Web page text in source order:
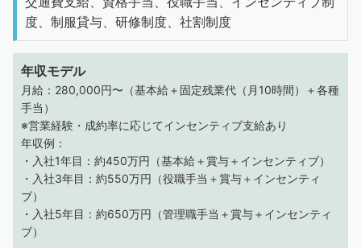
度、制服貸与、研修制度、社割制度
年収モデル
月給：280,000円〜（基本給＋固定残業代（月10時間）＋各種
手当）
※営業経験・成約率に応じてインセンティブ支給あり
年収例：
・入社1年目：約450万円（基本給＋賞与＋インセンティブ）
・入社3年目：約550万円（役職手当＋賞与＋インセンティ
ブ）
・入社5年目：約650万円（管理職手当＋賞与＋インセンティ
ブ）